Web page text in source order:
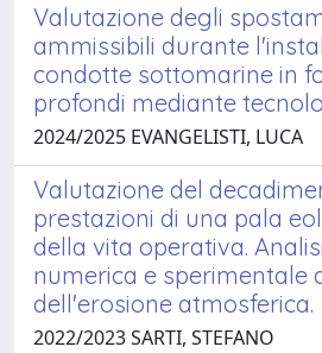
Valutazione degli
ammissibili durante
condotte sottomarine in
profondi mediante
2024/2025 EVANGELISTI, LUCA
Valutazione del
prestazioni di una pala
della vita operativa.
numerica e sperimentale
dell'erosione atmosferica.
2022/2023 SARTI, STEFANO